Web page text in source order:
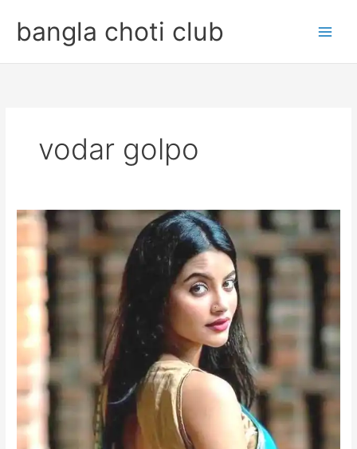
contentbangla choti club
vodar golpo